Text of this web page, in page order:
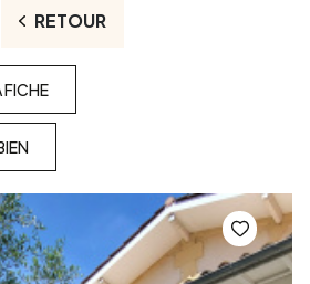
RETOUR
FICHE